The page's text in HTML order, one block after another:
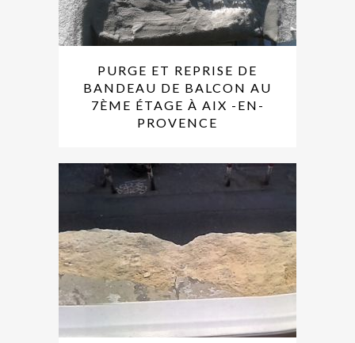
PURGE ET REPRISE DE
BANDEAU DE BALCON AU
7ÈME ÉTAGE À AIX -EN-
PROVENCE